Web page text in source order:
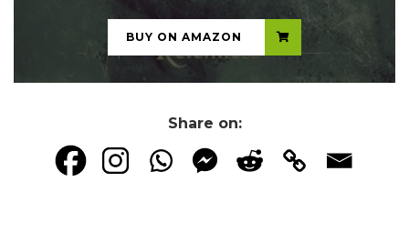
BUY ON AMAZON
Share on: